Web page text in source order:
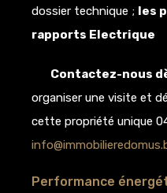
dossier technique ; les
rapports Electrique
Contactez-nous
organiser une visite et
cette propriété unique
Performance